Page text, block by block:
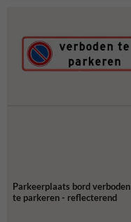
Parkeerplaats bord verboden
te parkeren - reflecterend